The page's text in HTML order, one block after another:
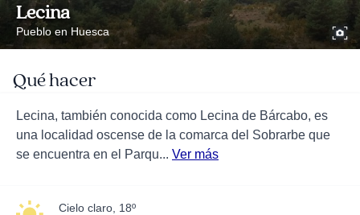
Lecina
Pueblo en Huesca
Qué hacer
Lecina, también conocida como Lecina de Bárcabo, es
una localidad oscense de la comarca del Sobrarbe que
se encuentra en el Parqu... Ver más
cielo claro, 18º